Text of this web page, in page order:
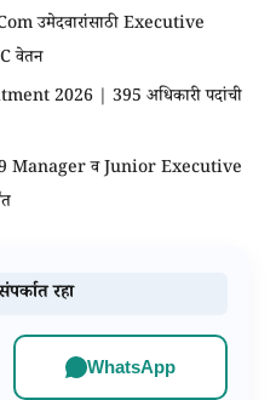
उमेदवारांसाठी Executive
वेतन
2026 | 395 अधिकारी पदांची
Manager व Junior Executive
रहा
WhatsApp